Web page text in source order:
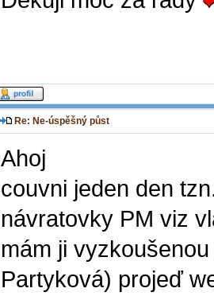
Re: Ne-úspěšný půst
Ahoj
couvni jeden den
návratovky PM viz
mám ji
Partyková) projeď